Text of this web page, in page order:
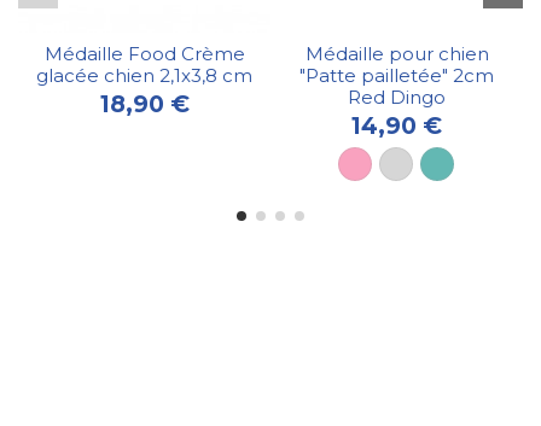
Médaille Food Crème
glacée chien 2,1x3,8 cm
18,90 €
Médaille pour chien
"Patte pailletée" 2cm
Red Dingo
14,90 €